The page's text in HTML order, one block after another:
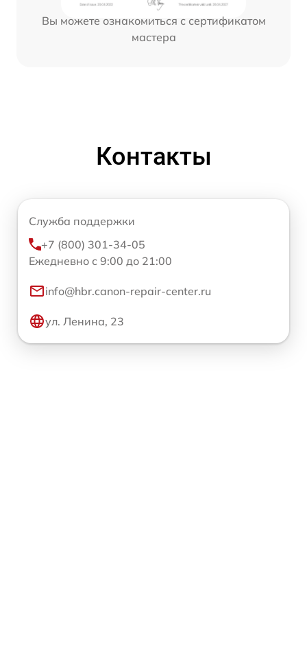
Вы можете ознакомиться с сертификатом
мастера
Контакты
Служба поддержки
+7 (800) 301-34-05
Ежедневно с 9:00 до 21:00
info@hbr.canon-repair-center.ru
ул. Ленина, 23